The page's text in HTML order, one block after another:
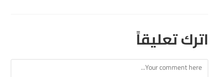
اترك تعليقاً